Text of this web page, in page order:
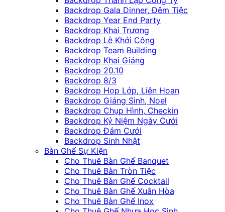
Backdrop Gala Dinner, Đêm Tiệc
Backdrop Year End Party
Backdrop Khai Trương
Backdrop Lễ Khởi Công
Backdrop Team Building
Backdrop Khai Giảng
Backdrop 20.10
Backdrop 8/3
Backdrop Họp Lớp, Liên Hoan
Backdrop Giáng Sinh, Noel
Backdrop Chụp Hình, Checkin
Backdrop Kỷ Niệm Ngày Cưới
Backdrop Đám Cưới
Backdrop Sinh Nhật
Bàn Ghế Sự Kiện
Cho Thuê Bàn Ghế Banquet
Cho Thuê Bàn Tròn Tiệc
Cho Thuê Bàn Ghế Cocktail
Cho Thuê Bàn Ghế Xuân Hòa
Cho Thuê Bàn Ghế Inox